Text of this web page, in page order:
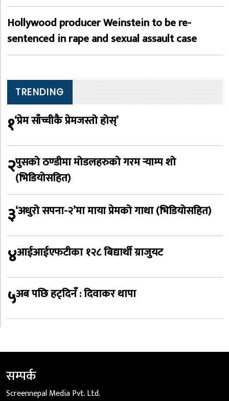
Hollywood producer Weinstein to be re-
sentenced in rape and sexual assault case
TRENDING
१‘प्रेम साँच्चीकै प्रेमजस्तो होस्’
२पुसको ठण्डीमा मोडलहरुको गरम र्‍याम्प शो
(भिडियोसहित)
३‘अधुरो सपना-२’मा माया प्रेमको गाथा (भिडियोसहित)
४आईआईएफटीका १२८ बिद्यार्थी ग्राजुयट
५अब पछि हट्दिनँ : दिवाकर थापा
सम्पर्क
Screennepal Media Pvt. Ltd.